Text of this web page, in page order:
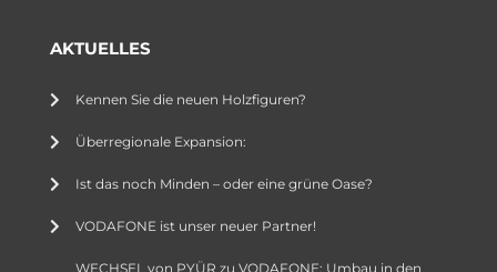
AKTUELLES
Kennen Sie die neuen Holzfiguren?
Überregionale Expansion:
Ist das noch Minden – oder eine grüne Oase?
VODAFONE ist unser neuer Partner!
WECHSEL von PYÜR zu VODAFONE: Umbau in den